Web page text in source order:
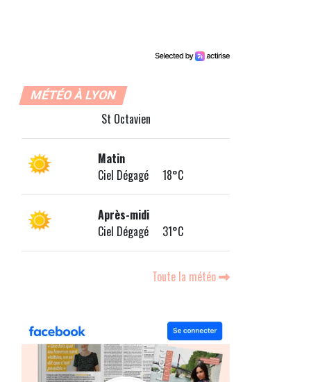
MÉTÉO À LYON
St Octavien
Matin
Ciel Dégagé 18°C
Après-midi
Ciel Dégagé 31°C
Toute la météo